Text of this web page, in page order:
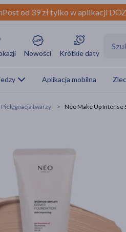
od 39 zł tylko w aplikacji
Nowości Krótkie daty
Aplikacja mobilna
Pielęgnacja twarzy Neo Make Up Intense